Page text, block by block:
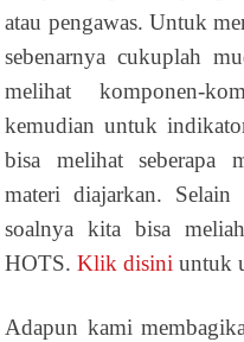
atau pengawas. Untuk
sebenarnya cukuplah
melihat komponen-
kemudian untuk
bisa melihat seberapa
materi diajarkan.
soalnya kita bisa
HOTS.Klik disini untuk
Adapun kami